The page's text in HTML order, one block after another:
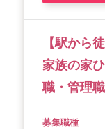
【駅から
家族の家
職・管理
募集職種